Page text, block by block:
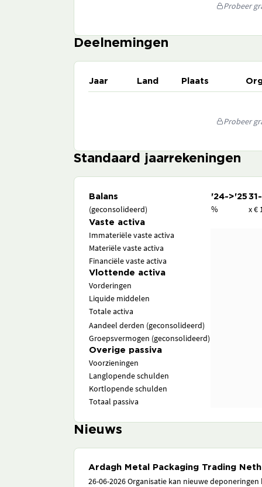
Probeer
Deelnemingen
Jaar Land Plaats
Probeer
Standaard jaarrekeningen
Balans '24->'25
(geconsolideerd) % x €
Vaste activa
Immateriële vaste activa
Materiële vaste activa
Financiële vaste activa
Vlottende activa
Vorderingen
Liquide middelen
Totale activa
Aandeel derden (geconsolideerd)
Groepsvermogen (geconsolideerd)
Overige passiva
Voorzieningen
Langlopende schulden
Kortlopende schulden
Totaal passiva
Nieuws
Ardagh Metal Packaging Trading
26-06-2026 Organisatie kan nieuwe